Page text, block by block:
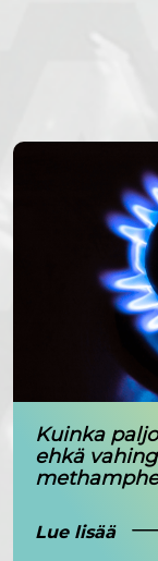
Kuinka
ehkä
Lue lisää